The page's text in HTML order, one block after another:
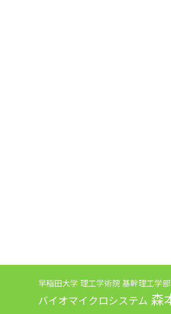
早稲田大学 理工学術院 基幹理工学
バイオマイクロシステム 森